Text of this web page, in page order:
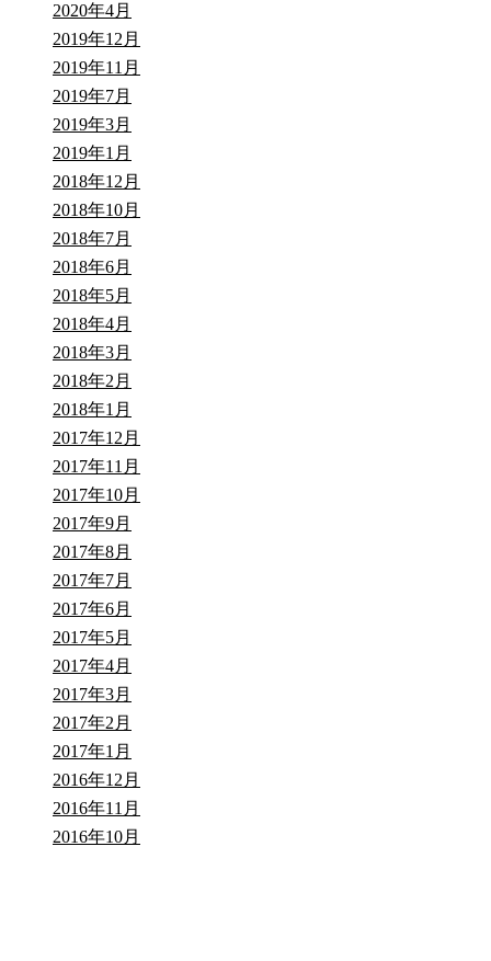
2020年4月
2019年12月
2019年11月
2019年7月
2019年3月
2019年1月
2018年12月
2018年10月
2018年7月
2018年6月
2018年5月
2018年4月
2018年3月
2018年2月
2018年1月
2017年12月
2017年11月
2017年10月
2017年9月
2017年8月
2017年7月
2017年6月
2017年5月
2017年4月
2017年3月
2017年2月
2017年1月
2016年12月
2016年11月
2016年10月